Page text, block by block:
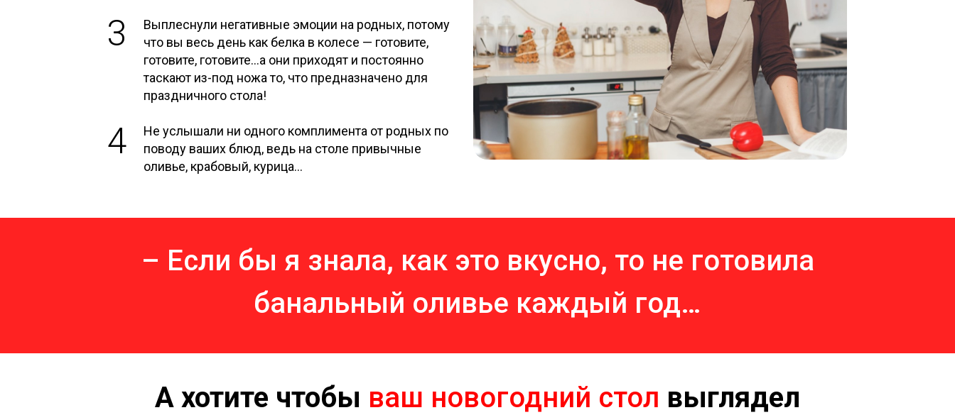
Выплеснули негативные эмоции на родных, потому
что вы весь день как белка в колесе — готовите,
готовите, готовите...а они приходят и постоянно
таскают из-под ножа то, что предназначено для
праздничного стола!
Не услышали ни одного комплимента от родных по
поводу ваших блюд, ведь на столе привычные
оливье, крабовый, курица...
3
4
– Если бы я знала, как это вкусно, то не готовила
банальный оливье каждый год…
А хотите чтобы ваш новогодний стол выглядел